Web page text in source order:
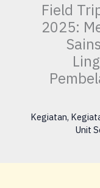
Field
2025:
Kegiatan,
Unit